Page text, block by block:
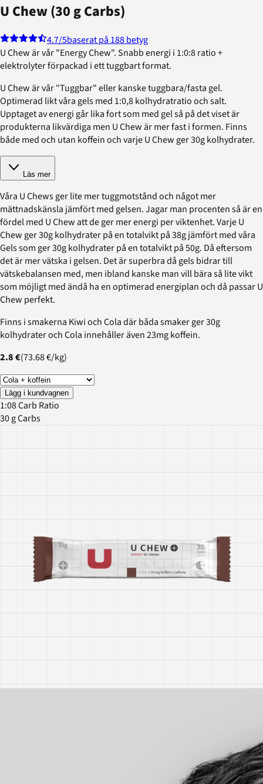
U Chew (30 g Carbs)
4.7/5baserat på 188 betyg
U Chew är vår "Energy Chew". Snabb energi i 1:0:8 ratio +
elektrolyter förpackad i ett tuggbart format.
U Chew är vår "Tuggbar" eller kanske tuggbara/fasta gel.
Optimerad likt våra gels med 1:0,8 kolhydratratio och salt.
Upptaget av energi går lika fort som med gel så på det viset är
produkterna likvärdiga men U Chew är mer fast i formen. Finns
både med och utan koffein och varje U Chew ger 30g kolhydrater.
Läs mer
Våra U Chews ger lite mer tuggmotstånd och något mer
mättnadskänsla jämfört med gelsen. Jagar man procenten så är en
fördel med U Chew att de ger mer energi per viktenhet. Varje U
Chew ger 30g kolhydrater på en totalvikt på 38g jämfört med våra
Gels som ger 30g kolhydrater på en totalvikt på 50g. Då eftersom
det är mer vätska i gelsen. Det är superbra då gels bidrar till
vätskebalansen med, men ibland kanske man vill bära så lite vikt
som möjligt med ändå ha en optimerad energiplan och då passar U
Chew perfekt.
Finns i smakerna Kiwi och Cola där båda smaker ger 30g
kolhydrater och Cola innehåller även 23mg koffein.
2.8 €(73.68 €/kg)
Lägg i kundvagnen
1:08 Carb Ratio
30 g Carbs